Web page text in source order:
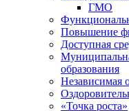
ГМО
Повышение
Доступная
образования
Независимая
«Точка роста»